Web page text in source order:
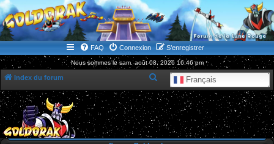
WWW.GOLDORAKGO.COM
le site de la Lune Rouge
FAQ Connexion S’enregistrer
Nous sommes le sam. août 08, 2026 16:46 pm
Index du forum Français
e
c
h